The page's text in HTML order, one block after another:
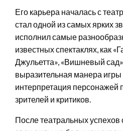
Его карьера началась с
стал одной из самых ярких
исполнил самые
известных спектаклях, как
Джульетта», «Вишневый
выразительная манера
интерпретация персонажей
зрителей и критиков.
После театральных